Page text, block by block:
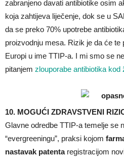
zabranjeno davati antibiotike osim
koja zahtijeva liječenje, dok se u
da se preko 70% upotrebe
proizvodnju mesa. Rizik je da će te
Europi u ime TTIP-a. I mi smo se
pitanjem zlouporabe antibiotika kod
10. MOGUĆI ZDRAVSTVENI
Glavne odredbe TTIP-a temelje se
“evergreeningu”, praksi kojom
nastavak patentaregistracijom